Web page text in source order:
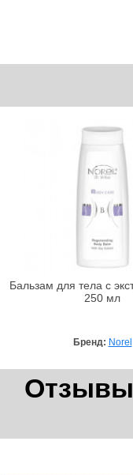
Бальзам для тела с
250 мл
Бренд: Norel
Отзывы